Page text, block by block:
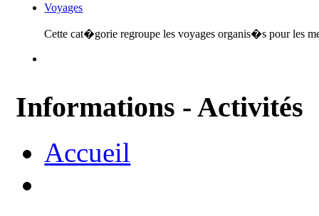
Voyages
Cette cat�gorie regroupe les voyages organis�s pour les
Informations - Activités
Accueil